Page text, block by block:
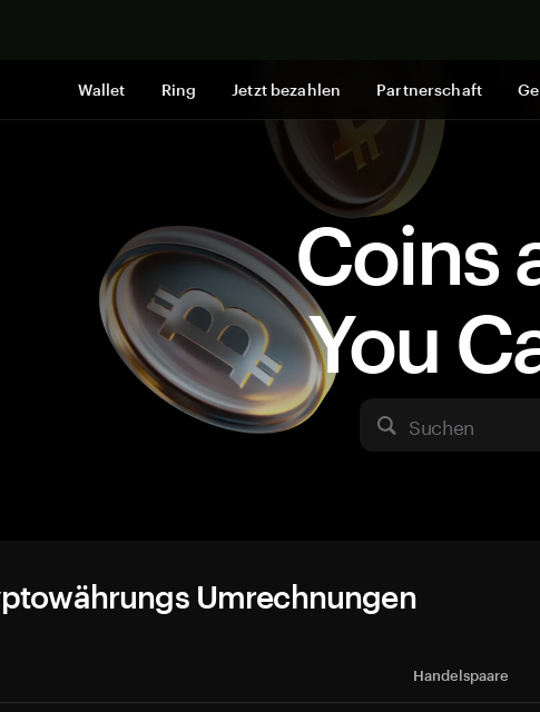
Wallet Ring Jetzt bezahlen Partnerschaft
Coins
You
Suchen
Umrechnungen
Handelspaare